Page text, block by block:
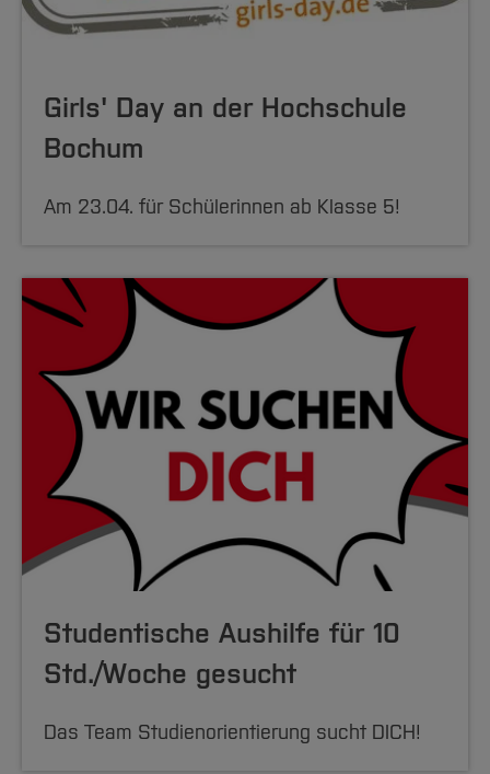
Girls' Day an der Hochschule
Bochum
Am 23.04. für Schülerinnen ab Klasse 5!
Studentische Aushilfe für 10
Std./Woche gesucht
Das Team Studienorientierung sucht DICH!